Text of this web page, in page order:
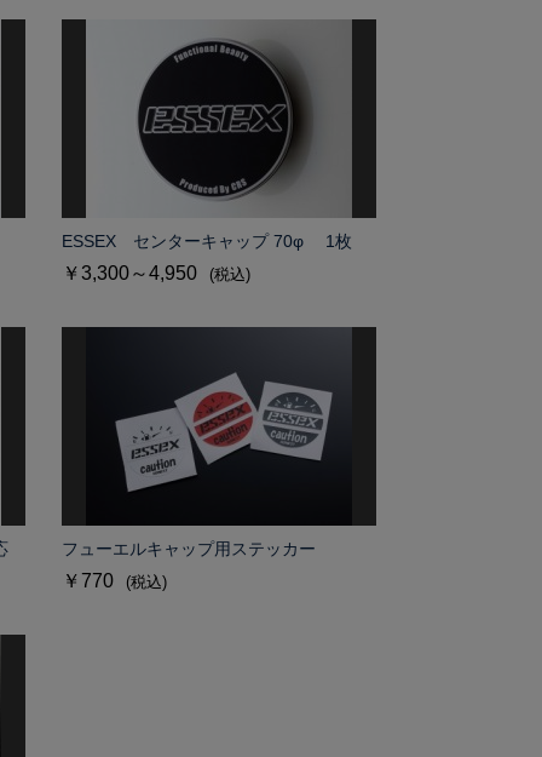
ESSEX センターキャップ 70φ 1枚
￥3,300～4,950 (税込)
フューエルキャップ用ステッカー
￥770 (税込)